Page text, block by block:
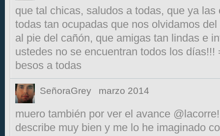
que tal chicas, saludos a todas, que ya las
todas tan ocupadas que nos olvidamos
al pie del cañón, que amigas tan lindas e
ustedes no se encuentran todos los días!!!
besos a todas
SeñoraGrey marzo 2014
muero también por ver el avance
describe muy bien y me lo he imaginado